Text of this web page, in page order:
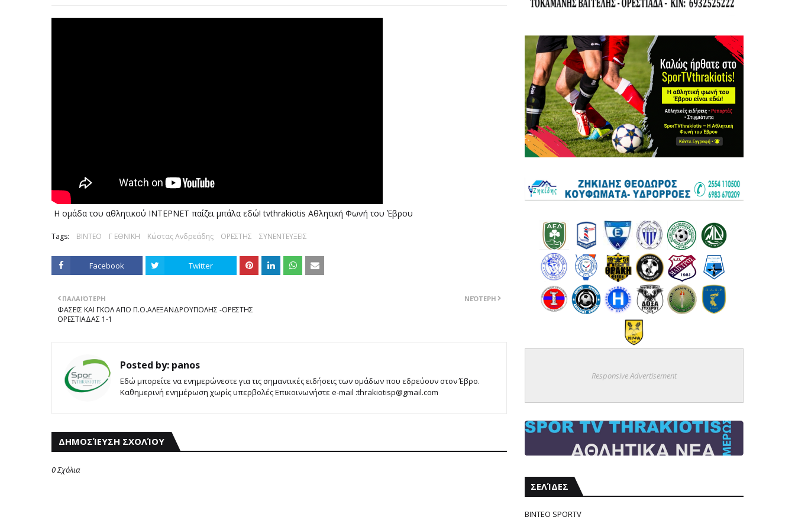
Η ομάδα του αθλητικού ΙΝΤΕΡΝΕΤ παίζει μπάλα εδώ! tvthrakiotis Αθλητική Φωνή του Έβρου
Tags: ΒΙΝΤΕΟ Γ ΕΘΝΙΚΗ Κώστας Ανδρεάδης ΟΡΕΣΤΗΣ ΣΥΝΕΝΤΕΥΞΕΙΣ
Facebook Twitter
ΝΕΌΤΕΡΗ
ΠΑΛΑΙΌΤΕΡΗ
ΦΑΣΕΙΣ ΚΑΙ ΓΚΟΛ ΑΠΟ Π.Ο.ΑΛΕΞΑΝΔΡΟΥΠΟΛΗΣ -ΟΡΕΣΤΗΣ
ΟΡΕΣΤΙΑΔΑΣ 1-1
Posted by: panos
Εδώ μπορείτε να ενημερώνεστε για τις σημαντικές ειδήσεις των ομάδων που εδρεύουν στον Έβρο.
Καθημερινή ενημέρωση χωρίς υπερβολές Επικοινωνήστε e-mail :thrakiotisp@gmail.com
ΔΗΜΟΣΊΕΥΣΗ ΣΧΟΛΊΟΥ
0 Σχόλια
Responsive Advertisement
ΣΕΛΊΔΕΣ
ΒΙΝΤΕΟ SPORTV